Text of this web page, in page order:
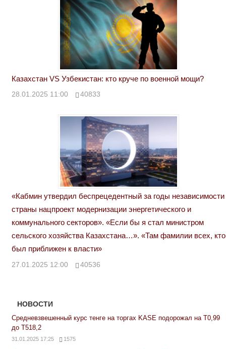
Казахстан VS Узбекистан: кто круче по военной мощи?
28.01.2025 11:00 40833
«Кабмин утвердил беспрецедентный за годы независимости
страны нацпроект модернизации энергетического и
коммунального секторов». «Если бы я стал министром
сельского хозяйства Казахстана…». «Там фамилии всех, кто
был приближен к власти»
27.01.2025 12:00 40536
НОВОСТИ
Средневзвешенный курс тенге на торгах KASE подорожал на Т0,99
до Т518,2
31.01.2025 17:25 1575